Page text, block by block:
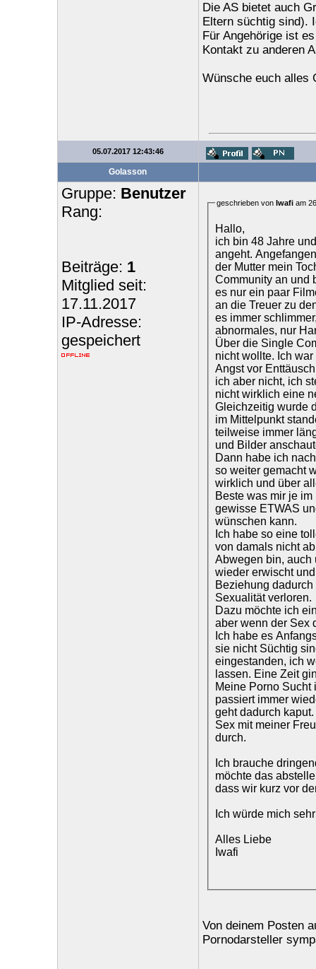
Die AS bietet auch
Eltern süchtig sind).
Für Angehörige ist
Kontakt zu anderen
Wünsche euch alles
05.07.2017 12:43:46
Golasson
Gruppe: Benutzer
Rang:
Beiträge: 1
Mitglied seit:
17.11.2017
IP-Adresse:
gespeichert
geschrieben von Iwafiam
Hallo,
ich bin 48 Jahre
angeht.
der Mutter mein
Community an und
es nur ein paar
an die Treuer zu
es immer
abnormales, nur
Über die Single
nicht wollte. Ich
Angst vor
ich aber nicht, ich
nicht wirklich eine
Gleichzeitig wurde
im Mittelpunkt
teilweise immer
und Bilder
Dann habe ich
so weiter gemacht
wirklich und über
Beste was mir je
gewisse ETWAS
wünschen kann.
Ich habe so eine
von damals nicht
Abwegen bin, auch
wieder erwischt
Beziehung
Sexualität verloren.
Dazu möchte ich
aber wenn der Sex
Ich habe es
sie nicht Süchtig
eingestanden, ich
lassen. Eine Zeit
Meine Porno Sucht
passiert immer
geht dadurch
Sex mit meiner
durch.
Ich brauche
möchte das
dass wir kurz vor
Ich würde mich
Alles Liebe
Iwafi
Von deinem Posten
Pornodarsteller